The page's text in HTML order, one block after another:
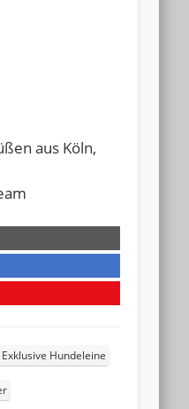
aus Köln,
Exklusive Hundeleine